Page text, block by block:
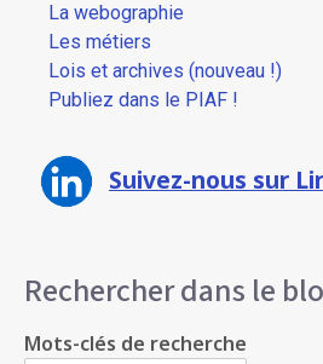
La webographie
Les métiers
Lois et archives (nouveau !)
Publiez dans le PIAF !
Suivez-nous sur
Rechercher dans le
Mots-clés de recherche